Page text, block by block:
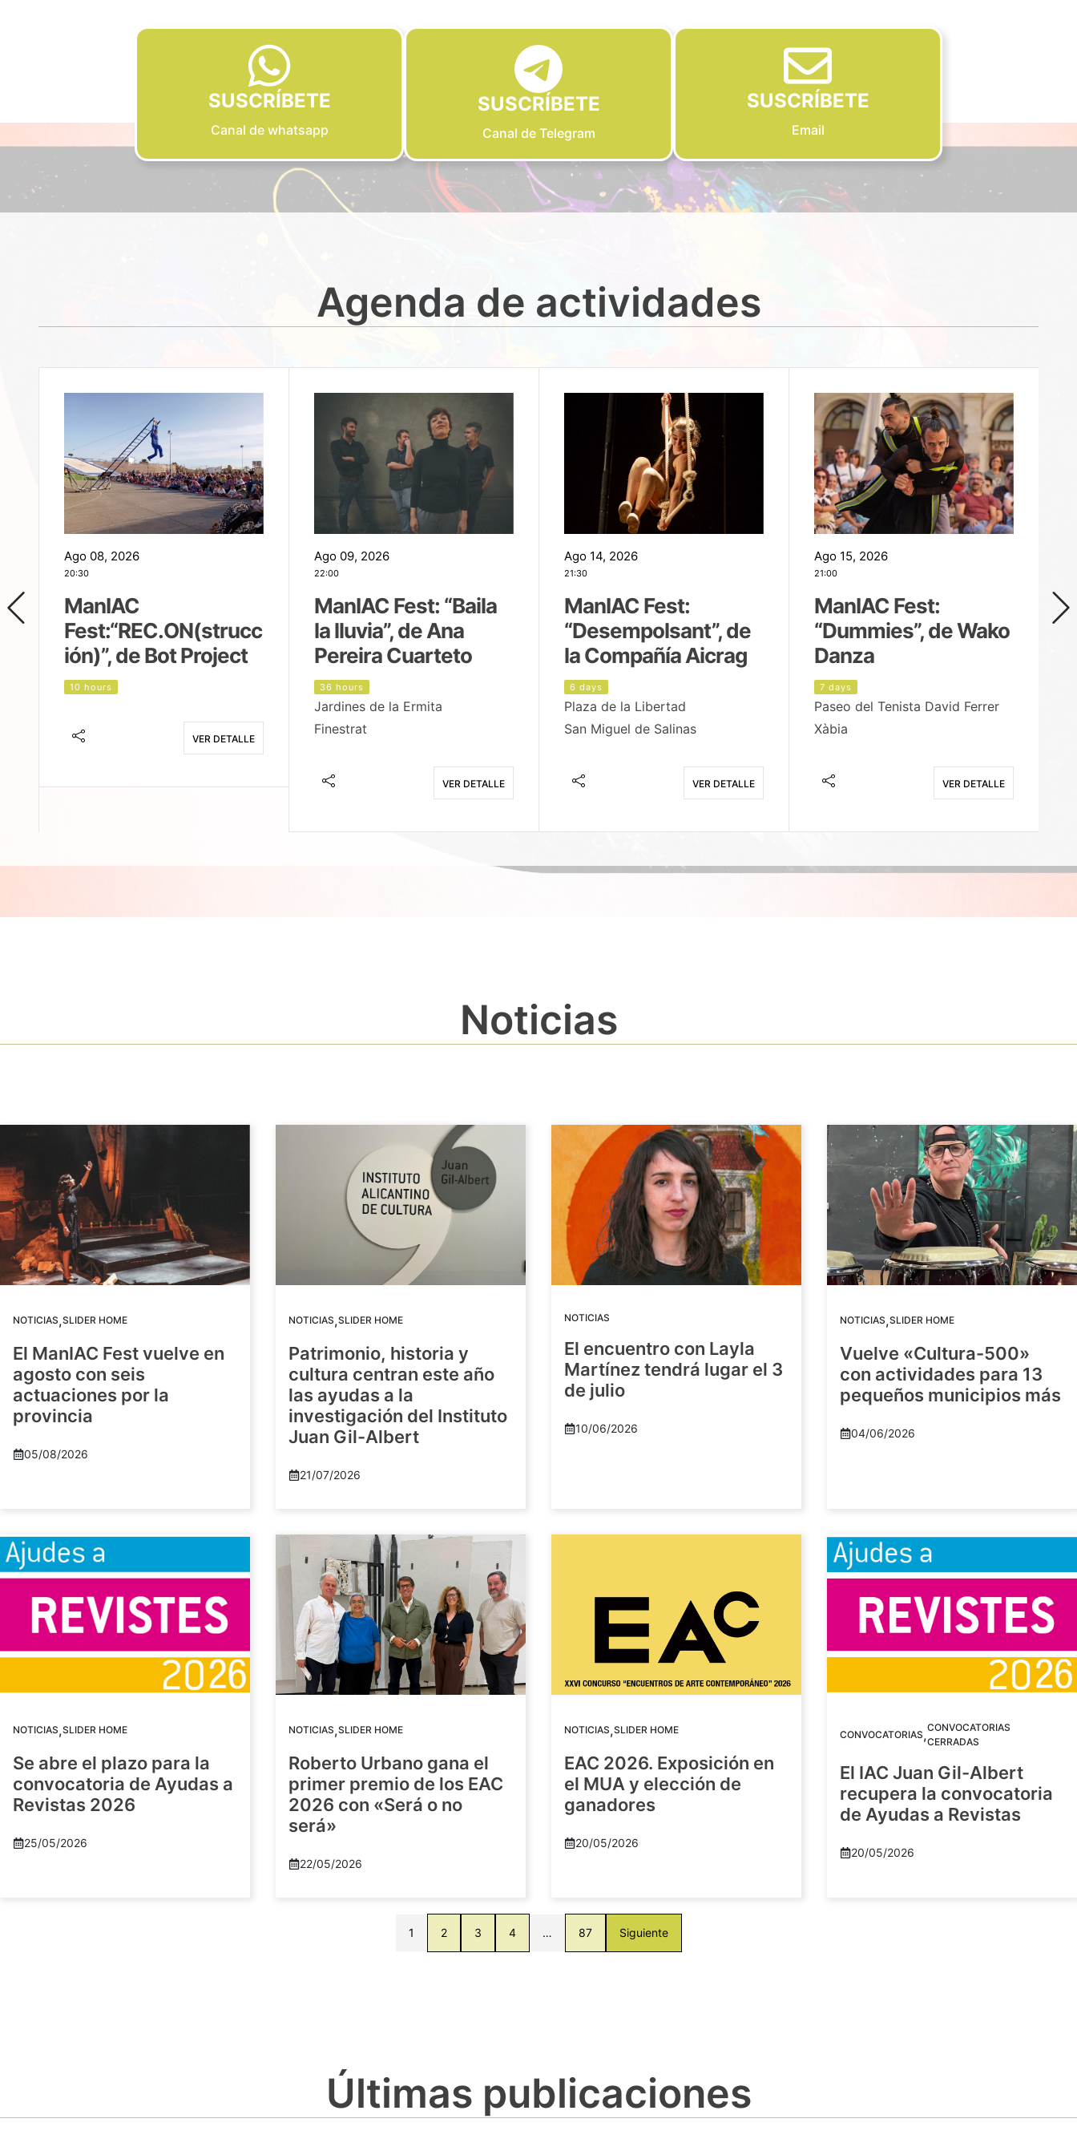
SUSCRÍBETE
Canal de whatsapp
SUSCRÍBETE
Canal de Telegram
SUSCRÍBETE
Email
Agenda de actividades
Ago 08, 2026
20:30
ManIAC
Fest:“REC.ON(strucc
ión)”, de Bot Project
10 hours
VER DETALLE
Ago 09, 2026
22:00
ManIAC Fest: “Baila
la lluvia”, de Ana
Pereira Cuarteto
36 hours
Jardines de la Ermita
Finestrat
VER DETALLE
Ago 14, 2026
21:30
ManIAC Fest:
“Desempolsant”, de
la Compañía Aicrag
6 days
Plaza de la Libertad
San Miguel de Salinas
VER DETALLE
Ago 15, 2026
21:00
ManIAC Fest:
“Dummies”, de Wako
Danza
7 days
Paseo del Tenista David Ferrer
Xàbia
VER DETALLE
Noticias
NOTICIAS,SLIDER HOME
El ManIAC Fest vuelve en
agosto con seis
actuaciones por la
provincia
05/08/2026
NOTICIAS,SLIDER HOME
Patrimonio, historia y
cultura centran este año
las ayudas a la
investigación del Instituto
Juan Gil-Albert
21/07/2026
NOTICIAS
El encuentro con Layla
Martínez tendrá lugar el 3
de julio
10/06/2026
NOTICIAS,SLIDER HOME
Vuelve «Cultura-500»
con actividades para 13
pequeños municipios más
04/06/2026
NOTICIAS,SLIDER HOME
Se abre el plazo para la
convocatoria de Ayudas a
Revistas 2026
25/05/2026
NOTICIAS,SLIDER HOME
Roberto Urbano gana el
primer premio de los EAC
2026 con «Será o no
será»
22/05/2026
NOTICIAS,SLIDER HOME
EAC 2026. Exposición en
el MUA y elección de
ganadores
20/05/2026
CONVOCATORIAS,CONVOCATORIAS
CERRADAS
El IAC Juan Gil-Albert
recupera la convocatoria
de Ayudas a Revistas
20/05/2026
1 2 3 4 … 87 Siguiente
Últimas publicaciones